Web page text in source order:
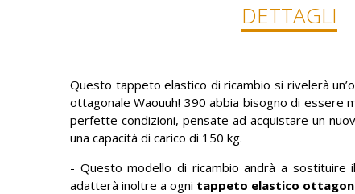
DETTAGLI
Questo tappeto elastico di ricambio si rivelerà
ottagonale Waouuh! 390 abbia bisogno di essere
perfette condizioni, pensate ad acquistare un
una capacità di carico di 150 kg.
- Questo modello di ricambio andrà a sostituire
adatterà inoltre a ogni tappeto elastico